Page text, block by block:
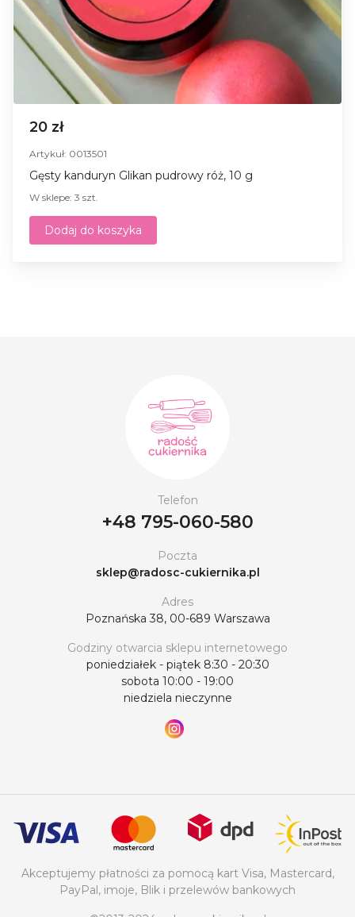
20 zł
Artykuł: 0013501
Gęsty kanduryn Glikan pudrowy róż, 10 g
W sklepe: 3 szt.
Dodaj do koszyka
Telefon
+48 795-060-580
Poczta
sklep@radosc-cukiernika.pl
Adres
Poznańska 38, 00-689 Warszawa
Godziny otwarcia sklepu internetowego
poniedziałek - piątek 8:30 - 20:30
sobota 10:00 - 19:00
niedziela nieczynne
Akceptujemy płatności za pomocą kart Visa, Mastercard,
PayPal, imoje, Blik i przelewów bankowych